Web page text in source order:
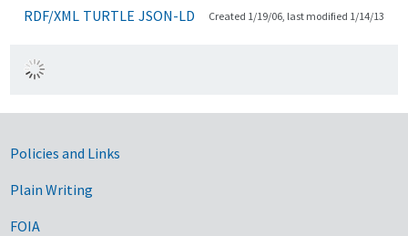
RDF/XML TURTLE JSON-LD Created 1/19/06, last modified 1/14/13
Government Links
Policies and Links
Plain Writing
FOIA